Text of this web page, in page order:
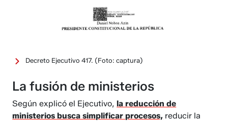
Decreto Ejecutivo 417. (Foto: captura)
La fusión de ministerios
Según explicó el Ejecutivo,la reducción de
ministerios busca simplificar procesos, reducir la